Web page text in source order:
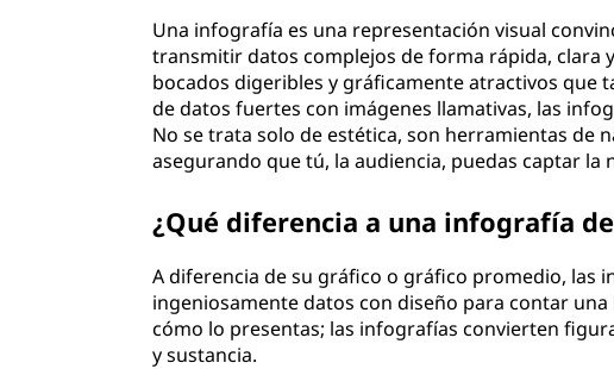
Una infografía es una representación visual
transmitir datos complejos de forma rápida, clara
bocados digeribles y gráficamente atractivos
de datos fuertes con imágenes llamativas, las
No se trata solo de estética, son herramientas de
asegurando que tú, la audiencia, puedas captar
¿Qué diferencia a una infografía
A diferencia de su gráfico o gráfico promedio, las
ingeniosamente datos con diseño para contar
cómo lo presentas; las infografías convierten
y sustancia.